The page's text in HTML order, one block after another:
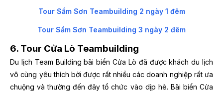
Tour Sầm Sơn Teambuilding 2 ngày 1 đêm
Tour Sầm Sơn Teambuilding 3 ngày 2 đêm
6. Tour Cửa Lò Teambuilding
Du lịch Team Building bãi biển Cửa Lò đã được khách du lịch
vô cùng yêu thích bởi được rất nhiều các doanh nghiệp rất ưa
chuộng và thường đến đây tổ chức vào dịp hè. Bãi biển Cửa